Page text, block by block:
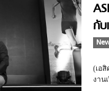
กับ
(เอ
งาน